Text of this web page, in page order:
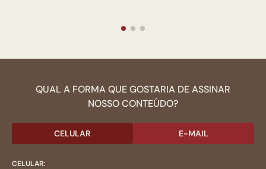
QUAL A FORMA QUE GOSTARIA DE ASSINAR
NOSSO CONTEÚDO?
CELULAR E-MAIL
CELULAR: